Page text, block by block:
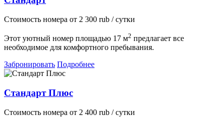
Стоимость номера от 2 300 rub / сутки
Этот уютный номер площадью 17 м2 предлагает все
необходимое для комфортного пребывания.
Забронировать Подробнее
Стандарт Плюс
Стоимость номера от 2 400 rub / сутки